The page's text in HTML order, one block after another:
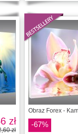
zł
zł
Obraz Forex -
-67%